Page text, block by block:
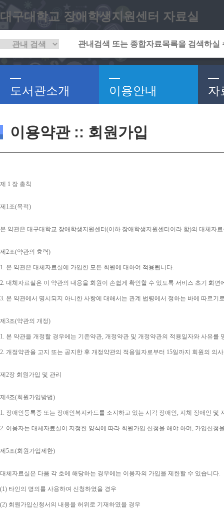
대구대학교 장애학생지원센터 자료실
도서관소개 이용안내 자
이용약관 :: 회원가입
제 1 장 총칙
제 1조(목적)
본 약관은 대구대학교 장애학생지원센터(이하 장애학생지원센터이라 함)의 대체자
제 2조(약관의 효력)
1. 본 약관은 대체자료실에 가입한 모든 회원에 대하여 적용됩니다.
2. 대체자료실은 이 약관의 내용을 회원이 손쉽게 확인할 수 있도록 서비스 초기 화면
3. 본 약관에서 명시되지 아니한 사항에 대해서는 관계 법령에서 정하는 바에 따르기
제 3조(약관의 개정)
1. 본 약관을 개정할 경우에는 기존약관, 개정약관 및 개정약관의 적용일자와 사유를
2. 개정약관을 고지 또는 공지한 후 개정약관의 적용일자로부터 15일까지 회원의 의
제 2장 회원가입 및 관리
제 4조(회원가입방법)
1. 장애인등록증 또는 장애인복지카드를 소지하고 있는 시각 장애인, 지체 장애인 및
2. 이용자는 대체자료실이 지정한 양식에 따라 회원가입 신청을 해야 하며, 가입신청
제 5조(회원가입제한)
대체자료실은 다음 각 호에 해당하는 경우에는 이용자의 가입을 제한할 수 있습니다.
(1) 타인의 명의를 사용하여 신청하였을 경우
(2) 회원가입신청서의 내용을 허위로 기재하였을 경우